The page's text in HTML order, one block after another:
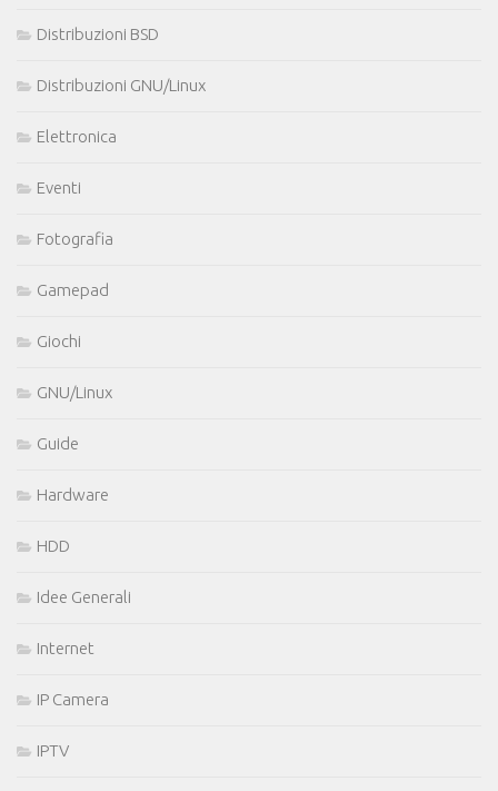
Distribuzioni BSD
Distribuzioni GNU/Linux
Elettronica
Eventi
Fotografia
Gamepad
Giochi
GNU/Linux
Guide
Hardware
HDD
Idee Generali
Internet
IP Camera
IPTV